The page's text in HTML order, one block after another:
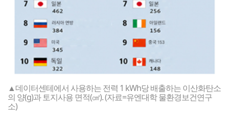
▲데이터센테에서 사용하는 전력 1 kWh당 배출하는 이산화탄소
의 양(g)과 토지사용 면적(㎠). (자료=유엔대학 물환경보건연구
소)